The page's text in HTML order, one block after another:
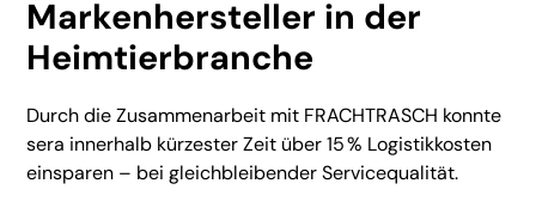
Markenhersteller in der
Heimtierbranche
Durch die Zusammenarbeit mit FRACHTRASCH konnte
sera innerhalb kürzester Zeit über 15 % Logistikkosten
einsparen – bei gleichbleibender Servicequalität.